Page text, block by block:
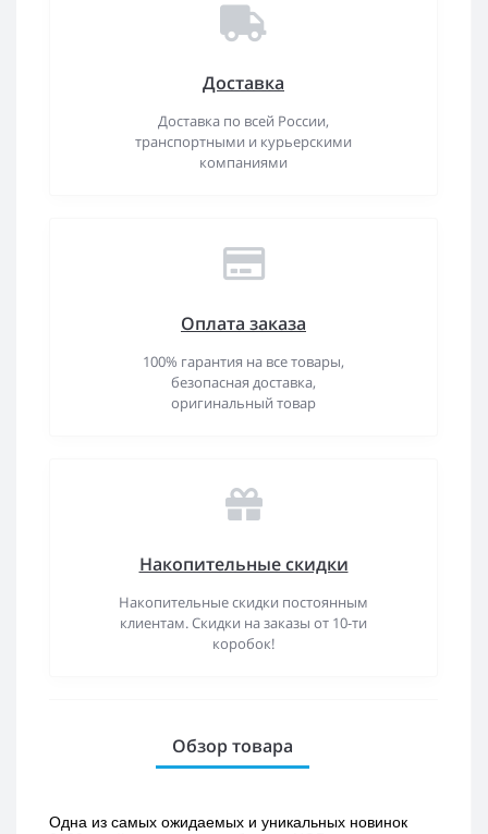
Доставка
Доставка по всей России,
транспортными и курьерскими
компаниями
Оплата заказа
100% гарантия на все товары,
безопасная доставка,
оригинальный товар
Накопительные скидки
Накопительные скидки постоянным
клиентам. Скидки на заказы от 10-ти
коробок!
Обзор товара
Одна из самых ожидаемых и уникальных новинок